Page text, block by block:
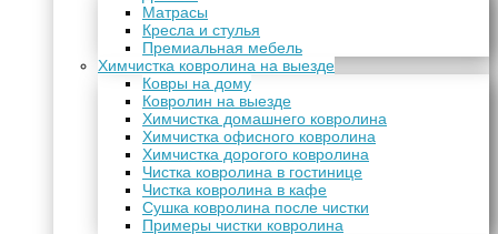
Матрасы
Кресла и стулья
Премиальная мебель
Химчистка ковролина на выезде
Ковры на дому
Ковролин на выезде
Химчистка домашнего ковролина
Химчистка офисного ковролина
Химчистка дорогого ковролина
Чистка ковролина в гостинице
Чистка ковролина в кафе
Сушка ковролина после чистки
Примеры чистки ковролина